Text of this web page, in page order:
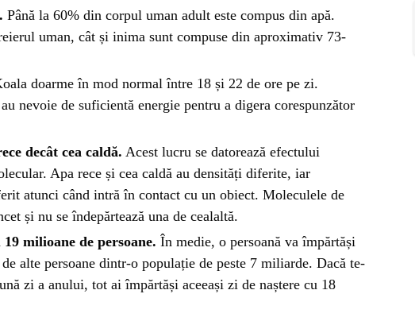
Până la 60% din corpul uman adult este compus din apă.
uman, cât și inima sunt compuse din aproximativ 73-
doarme în mod normal între 18 și 22 de ore pe zi.
nevoie de suficientă energie pentru a digera corespunzător
decât cea caldă. Acest lucru se datorează efectului
Apa rece și cea caldă au densități diferite, iar
atunci când intră în contact cu un obiect. Moleculele de
și nu se îndepărtează una de cealaltă.
milioane de persoane. În medie, o persoană va împărtăși
alte persoane dintr-o populație de peste 7 miliarde. Dacă te-
zi a anului, tot ai împărtăși aceeași zi de naștere cu 18